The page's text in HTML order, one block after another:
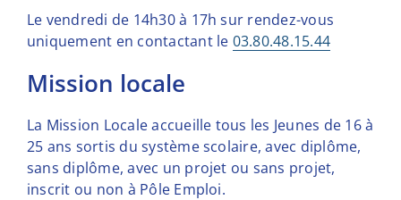
Le vendredi de 14h30 à 17h sur rendez-vous
uniquement en contactant le 03.80.48.15.44
mission locale
La Mission Locale accueille tous les Jeunes de 16 à
25 ans sortis du système scolaire, avec diplôme,
sans diplôme, avec un projet ou sans projet,
inscrit ou non à Pôle Emploi.